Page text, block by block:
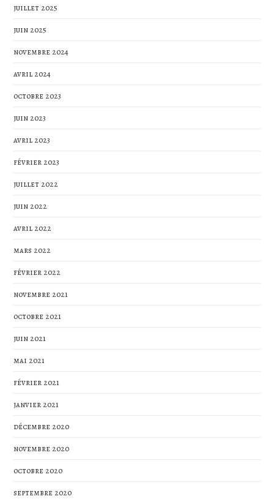
juillet 2025
juin 2025
novembre 2024
avril 2024
octobre 2023
juin 2023
avril 2023
février 2023
juillet 2022
juin 2022
avril 2022
mars 2022
février 2022
novembre 2021
octobre 2021
juin 2021
mai 2021
février 2021
janvier 2021
décembre 2020
novembre 2020
octobre 2020
septembre 2020